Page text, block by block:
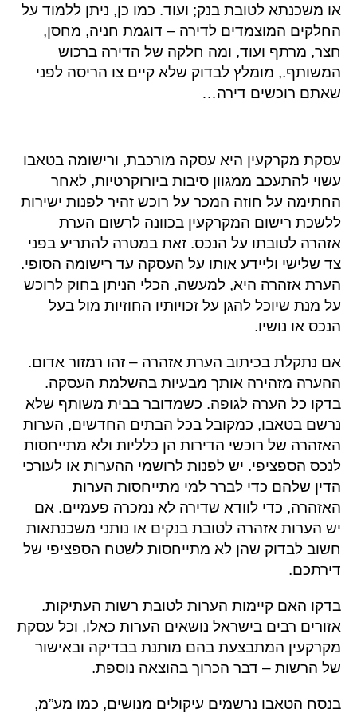
או משכנתא לטובת בנק; ועוד. כמו כן, ניתן ללמוד על
החלקים המוצמדים לדירה – דוגמת חניה, מחסן,
חצר, מרתף ועוד, ומה חלקה של הדירה ברכוש
המשותף., מומלץ לבדוק שלא קיים צו הריסה לפני
שאתם רוכשים דירה…
עסקת מקרקעין היא עסקה מורכבת, ורישומה בטאבו
עשוי להתעכב ממגוון סיבות ביורוקרטיות, לאחר
החתימה על חוזה המכר על רוכש זהיר לפנות ישירות
ללשכת רישום המקרקעין בכוונה לרשום הערת
אזהרה לטובתו על הנכס. זאת במטרה להתריע בפני
צד שלישי וליידע אותו על העסקה עד רישומה הסופי.
הערת אזהרה היא, למעשה, הכלי הניתן בחוק לרוכש
על מנת שיוכל להגן על זכויותיו החוזיות מול בעל
הנכס או נושיו.
אם נתקלת בכיתוב הערת אזהרה – זהו רמזור אדום.
ההערה מזהירה אותך מבעיות בהשלמת העסקה.
בדקו כל הערה לגופה. כשמדובר בבית משותף שלא
נרשם בטאבו, כמקובל בכל הבתים החדשים, הערות
האזהרה של רוכשי הדירות הן כלליות ולא מתייחסות
לנכס הספציפי. יש לפנות לרושמי ההערות או לעורכי
הדין שלהם כדי לברר למי מתייחסות הערות
האזהרה, כדי לוודא שדירה לא נמכרה פעמיים. אם
יש הערות אזהרה לטובת בנקים או נותני משכנתאות
חשוב לבדוק שהן לא מתייחסות לשטח הספציפי של
דירתכם.
בדקו האם קיימות הערות לטובת רשות העתיקות.
אזורים רבים בישראל נושאים הערות כאלו, וכל עסקת
מקרקעין המתבצעת בהם מותנת בבדיקה ובאישור
של הרשות – דבר הכרוך בהוצאה נוספת.
בנסח הטאבו נרשמים עיקולים מנושים, כמו מע”מ,